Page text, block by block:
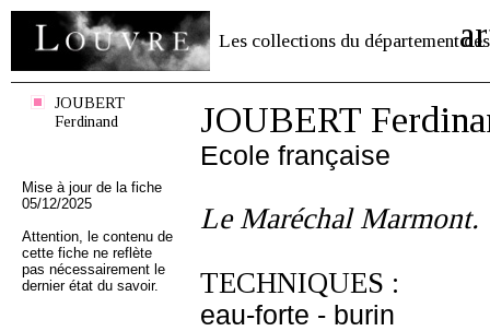
Les collections du département des
JOUBERT
Ferdinand
Mise à jour de la fiche
05/12/2025
Attention, le contenu de
cette fiche ne reflète
pas nécessairement le
dernier état du savoir.
JOUBERT
Ecole française
Le Maréchal Marmont.
TECHNIQUES :
eau-forte - burin